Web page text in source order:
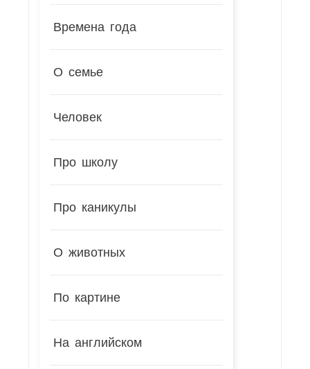
Времена года
О семье
Человек
Про школу
Про каникулы
О животных
По картине
На английском